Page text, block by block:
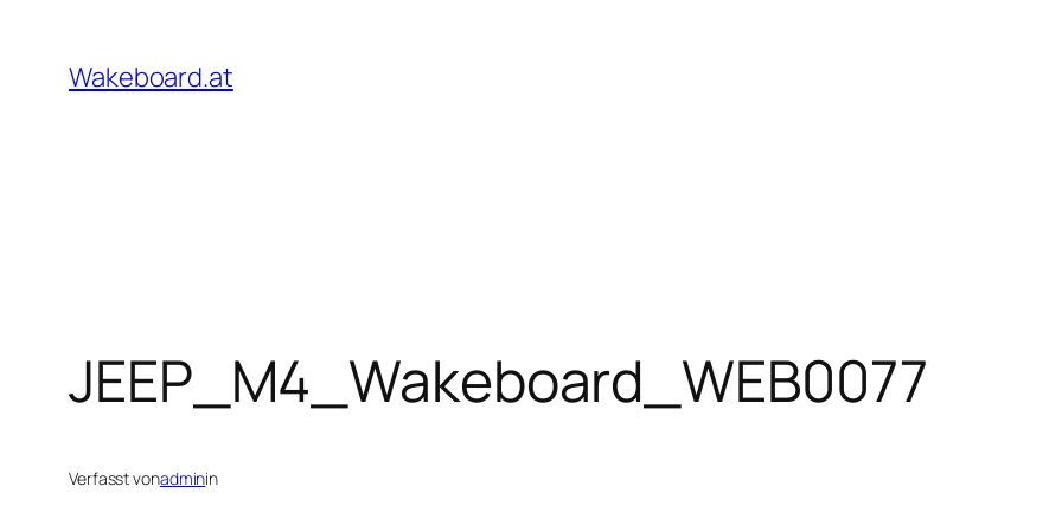
Inhalt
springen
Wakeboard.at
JEEP_M4_Wakeboard_WEB0077
Verfasst vonadminin